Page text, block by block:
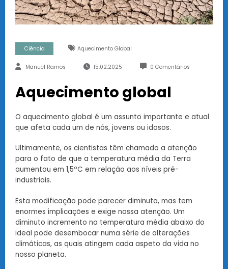
Ciência Aquecimento Global
Manuel Ramos 15.02.2025 0 Comentários
Aquecimento global
O aquecimento global é um assunto importante e atual
que afeta cada um de nós, jovens ou idosos.
Ultimamente, os cientistas têm chamado a atenção
para o fato de que a temperatura média da Terra
aumentou em 1,5ºC em relação aos níveis pré-
industriais.
Esta modificação pode parecer diminuta, mas tem
enormes implicações e exige nossa atenção. Um
diminuto incremento na temperatura média abaixo do
ideal pode desembocar numa série de alterações
climáticas, as quais atingem cada aspeto da vida no
nosso planeta.